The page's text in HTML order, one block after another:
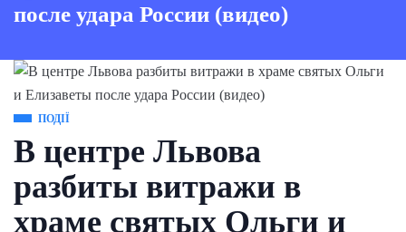
после удара России (видео)
ПОДІЇ
В центре Львова
разбиты витражи в
храме святых Ольги и